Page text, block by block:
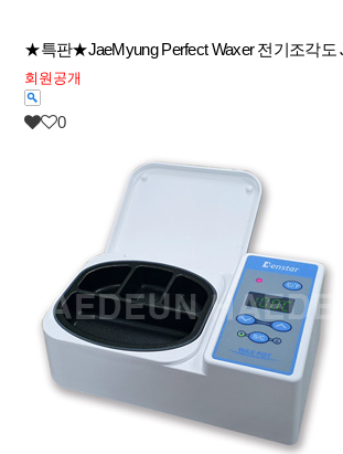
★특판★JaeMyung Perfect Waxer 전기조각도
회원공개
0